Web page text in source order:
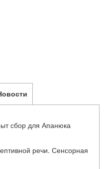
сбор для Апанюка
речи. Сенсорная